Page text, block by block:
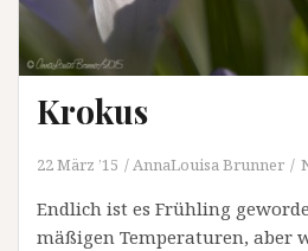
Krokus
22 März ’15 AnnaLouisa Brunner
Endlich ist es Frühling
mäßigen Temperaturen, aber